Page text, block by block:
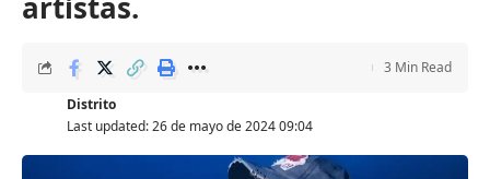
Last updated: 26 de mayo de 2024 09:04
Distrito
3 Min Read